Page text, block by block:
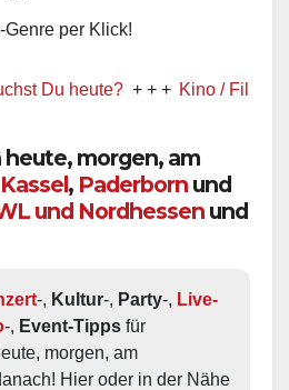
per Klick!
heute? + + + Kino / Film + + +
morgen, am
Kassel, Paderborn und
und Nordhessen und
-, Kultur-, Party-, Live-
-, Event-Tipps
morgen, am
Hier oder in der Nähe